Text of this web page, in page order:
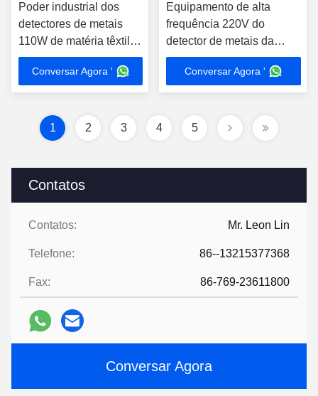
Contatos
Contatos: Mr. Leon Lin
Telefone: 86--13215377368
Fax: 86-769-23611800
Conversar Agora
Poder industrial dos
detectores de metais
110W de matéria têxtil
com alarme claro sadio
Conversar Agora '
Equipamento de alta
frequência 220V do
detector de metais da
agulha para a indústria de
Conversar Agora '
1 2 3 4 5